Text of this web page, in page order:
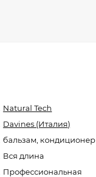
Natural Tech
Davines (Италия)
бальзам, кондиционер
Вся длина
Профессиональная